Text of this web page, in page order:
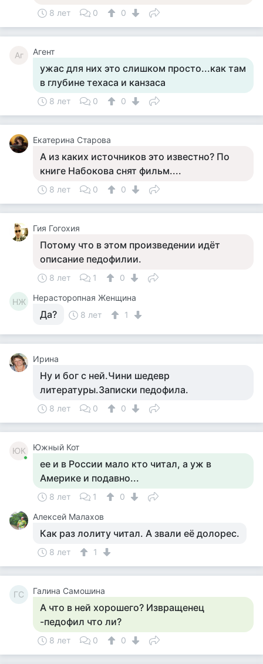
8 лет 0 0
Аг Агент
ужас для них это слишком просто...как там
в глубине техаса и канзаса
8 лет 0 0
Екатерина Старова
А из каких источников это известно? По
книге Набокова снят фильм....
8 лет 0 0
Гия Гогохия
Потому что в этом произведении идёт
описание педофилии.
8 лет 1 0
НЖ Нерасторопная Женщина
Да? 8 лет 1
Ирина
Ну и бог с ней.Чини шедевр
литературы.Записки педофила.
8 лет 0 0
ЮК Южный Кот
ее и в России мало кто читал, а уж в
Америке и подавно...
8 лет 1
0
Алексей Малахов
Как раз лолиту читал. А звали её долорес.
8 лет 1
ГС Галина Самошина
А что в ней хорошего? Извращенец
-педофил что ли?
8 лет 0 0